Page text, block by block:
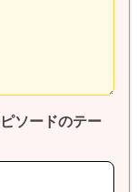
ソードのテー
ソードのテーマが